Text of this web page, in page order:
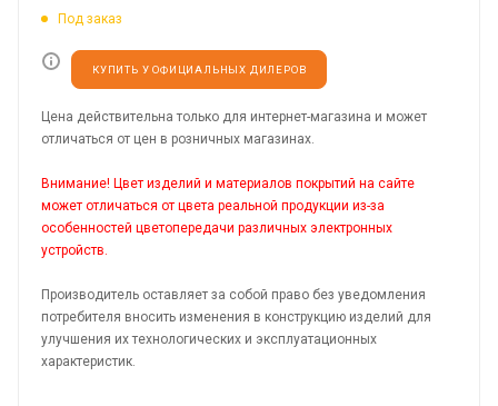
Под заказ
КУПИТЬ У ОФИЦИАЛЬНЫХ ДИЛЕРОВ
Цена действительна только для интернет-магазина и может
отличаться от цен в розничных магазинах.
Внимание! Цвет изделий и материалов покрытий на сайте
может отличаться от цвета реальной продукции из-за
особенностей цветопередачи различных электронных
устройств.
Производитель оставляет за собой право без уведомления
потребителя вносить изменения в конструкцию изделий для
улучшения их технологических и эксплуатационных
характеристик.